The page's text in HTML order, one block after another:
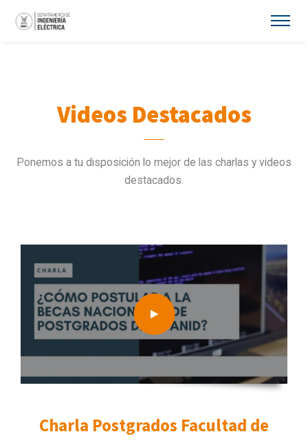
Videos Destacados
Ponemos a tu disposición lo mejor de las charlas y videos
destacados.
Charla Postgrados Facultad de